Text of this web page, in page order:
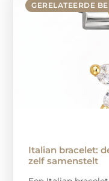
GERELATEERDE
Italian bracelet:
zelf samenstelt